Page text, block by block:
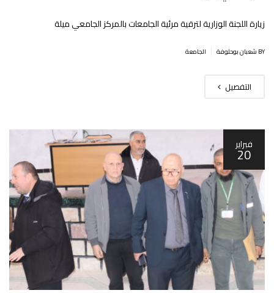
زيارة اللجنة الوزارية لترقية مرئية الجامعات بالمركز الجامعي ميلة
BY شعبان بوحلوفة الجامعة
التفصيل
فبراير
20